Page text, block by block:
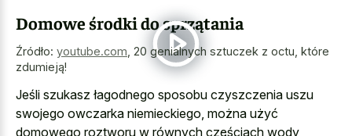
Domowe środki do sprzątania
Źródło: youtube.com 20 genialnych sztuczek z octu, które
zdumieją!
Jeśli szukasz łagodnego sposobu czyszczenia uszu
swojego owczarka niemieckiego, można użyć
domowego roztworu w równych częściach wody